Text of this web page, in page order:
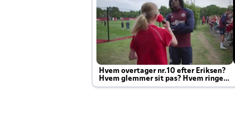
Hvem overtager nr.10 efter Eriksen?
Hvem glemmer sit pas? Hvem ringer
Joachim altid til efter kampe?